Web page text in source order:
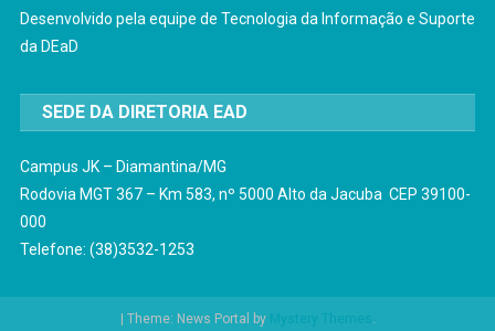
Desenvolvido pela equipe de Tecnologia da Informação e Suporte
da DEaD
SEDE DA DIRETORIA EAD
Campus JK – Diamantina/MG
Rodovia MGT 367 – Km 583, nº 5000 Alto da Jacuba CEP 39100-
000
Telefone: (38)3532-1253
Theme: News Portal by Mystery Themes.